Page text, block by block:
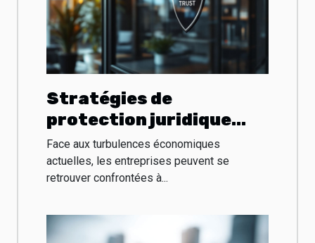
Stratégies de
protection juridique
pour les entreprises en
difficulté financière
Face aux turbulences économiques
actuelles, les entreprises peuvent se
retrouver confrontées à...